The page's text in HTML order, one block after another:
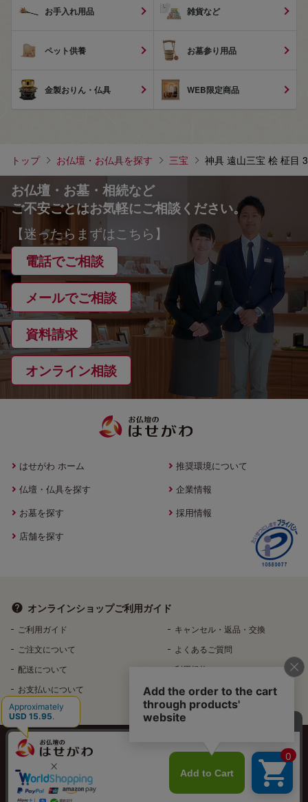
お手入れ用品 雑貨など
ペット供養 お墓参り用品
金製おりん・仏具 WEB限定商品
トップ お仏壇・お仏具を探す 三宝 神具 遠山三宝 桧 柾目
お仏壇・お墓・相続など
ご不安ごとはお気軽にご相談ください。
【迷ったらまずはこちら】
電話でご相談
メールでご相談
資料請求
オンライン相談
はせがわ ホーム
仏壇・仏具を探す
お墓を探す
店舗を探す
推奨環境について
企業情報
採用情報
オンラインショップご利用ガイド
ご利用ガイド
ご注文について
配送について
お支払いについて
キャンセル・返品・交換
よくあるご質問
利用規約
特定商取引法に基づく表記
個人情報保護方針
特定個人情報などの適正な取扱いに関する基本方針
反社会的勢力排除へ向けた基本方針